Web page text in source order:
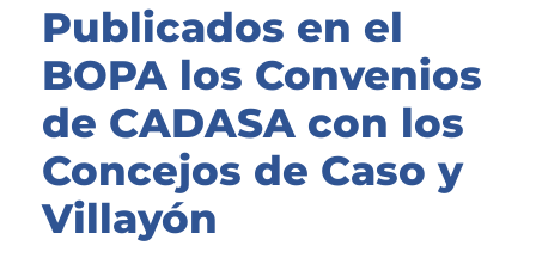
Publicados en el
BOPA los Convenios
de CADASA con los
Concejos de Caso y
Villayón